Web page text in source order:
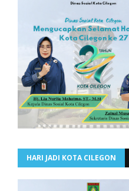
HARI JADI KOTA CILEGON